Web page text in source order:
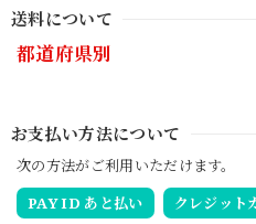
送料について
都道府県別
お支払い方法について
次の方法がご利用いただけます。
PAY ID あと払い
クレジット